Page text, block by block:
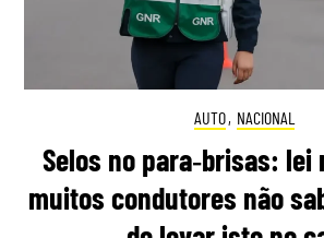
AUTO, NACIONAL
Selos no para‑brisas: lei
muitos condutores não